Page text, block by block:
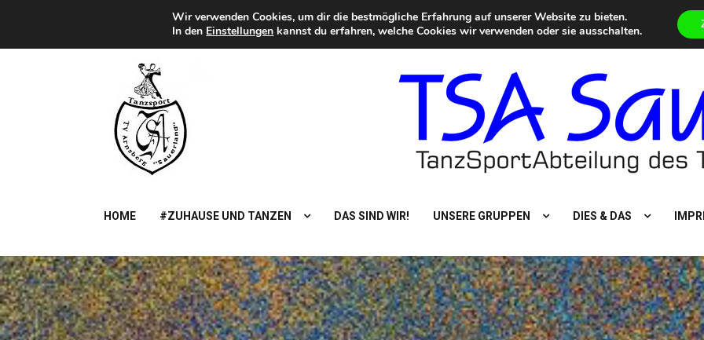
FREITAG, 7TH AUGUST 2026 Eilmeldungen
5. Summer Dance Special – Urlaub vom Alltag Aktuelle Termine im Überblick
HOME #ZUHAUSE UND TANZEN DAS SIND WIR! UNSERE GRUPPEN DIES & DAS
Wir verwenden Cookies, um dir die bestmögliche Erfahrung auf unserer Website zu bieten.
In den Einstellungen kannst du erfahren, welche Cookies wir verwenden oder sie ausschalten.